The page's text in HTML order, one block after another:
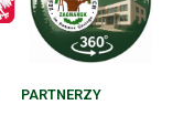
PARTNERZY